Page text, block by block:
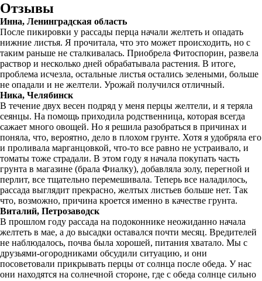
Отзывы
Инна, Ленинградская область
После пикировки у рассады перца начали желтеть и опадать
нижние листья. Я прочитала, что это может происходить, но с
таким раньше не сталкивалась. Приобрела Фитоспорин, развела
раствор и несколько дней обрабатывала растения. В итоге,
проблема исчезла, остальные листья остались зелеными, больше
не опадали и не желтели. Урожай получился отличный.
Ника, Челябинск
В течение двух весен подряд у меня перцы желтели, и я теряла
сеянцы. На помощь приходила родственница, которая всегда
сажает много овощей. Но я решила разобраться в причинах и
поняла, что, вероятно, дело в плохом грунте. Хотя я удобряла его
и проливала марганцовкой, что-то все равно не устраивало, и
томаты тоже страдали. В этом году я начала покупать часть
грунта в магазине (брала Фиалку), добавляла золу, перегной и
перлит, все тщательно перемешивала. Теперь все наладилось,
рассада выглядит прекрасно, желтых листьев больше нет. Так
что, возможно, причина кроется именно в качестве грунта.
Виталий, Петрозаводск
В прошлом году рассада на подоконнике неожиданно начала
желтеть в мае, а до высадки оставался почти месяц. Вредителей
не наблюдалось, почва была хорошей, питания хватало. Мы с
друзьями-огородниками обсудили ситуацию, и они
посоветовали прикрывать перцы от солнца после обеда. У нас
они находятся на солнечной стороне, где с обеда солнце сильно